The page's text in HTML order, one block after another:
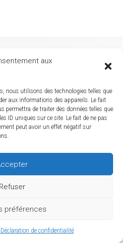
aux
nous utilisons des technologies telles que
aux informations des appareils. Le fait
permettra de traiter des données telles que
ID uniques sur ce site. Le fait de ne pas
peut avoir un effet négatif sur
Refuser
préférences
Déclaration de confidentialité